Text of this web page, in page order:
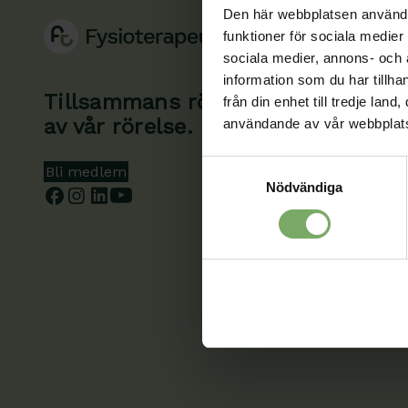
Den här webbplatsen
funktioner för sociala
sociala medier, annons-
information som du har
från din enhet till tredje
användande av vår
Nödvändiga
Tillsammans rör vi oss framåt.
av vår rörelse.
Bli medlem